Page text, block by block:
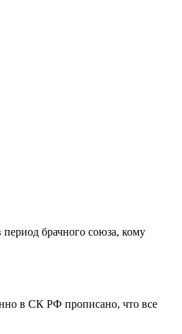
брачного союза, кому
в СК РФ прописано, что все